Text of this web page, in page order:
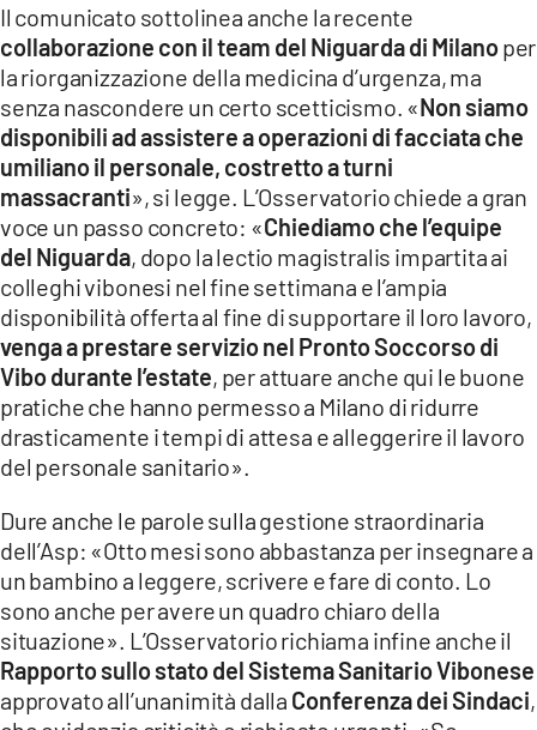
Il comunicato sottolinea anche la recente
collaborazione con il team del Niguarda di Milanoper
la riorganizzazione della medicina d’urgenza, ma
senza nascondere un certo scetticismo. «Non siamo
disponibili ad assistere a operazioni di facciata che
umiliano il personale, costretto a turni
massacranti», si legge. L’Osservatorio chiede a gran
voce un passo concreto: «Chiediamo che l’equipe
del Niguarda, dopo la lectio magistralis impartita ai
colleghi vibonesi nel fine settimana e l’ampia
disponibilità offerta al fine di supportare il loro lavoro,
venga a prestare servizio nel Pronto Soccorso di
Vibo durante l’estate, per attuare anche qui le buone
pratiche che hanno permesso a Milano di ridurre
drasticamente i tempi di attesa e alleggerire il lavoro
del personale sanitario».
Dure anche le parole sulla gestione straordinaria
dell’Asp: «Otto mesi sono abbastanza per insegnare a
un bambino a leggere, scrivere e fare di conto. Lo
sono anche per avere un quadro chiaro della
situazione». L’Osservatorio richiama infine anche il
Rapporto sullo stato del Sistema Sanitario Vibonese
approvato all’unanimità dalla Conferenza dei Sindaci,